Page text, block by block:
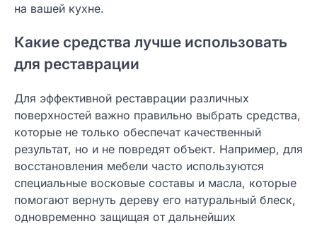
на вашей кухне.
Какие средства лучше использовать
для реставрации
Для эффективной реставрации различных
поверхностей важно правильно выбрать средства,
которые не только обеспечат качественный
результат, но и не повредят объект. Например, для
восстановления мебели часто используются
специальные восковые составы и масла, которые
помогают вернуть дереву его натуральный блеск,
одновременно защищая от дальнейших